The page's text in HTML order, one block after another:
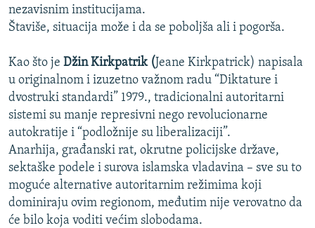
nezavisnim institucijama.
Štaviše, situacija može i da se poboljša ali i pogorša.
Kao što je Džin Kirkpatrik ( Jeane Kirkpatrick) napisala
u originalnom i izuzetno važnom radu “Diktature i
dvostruki standardi” 1979., tradicionalni autoritarni
sistemi su manje represivni nego revolucionarne
autokratije i “podložnije su liberalizaciji”.
Anarhija, građanski rat, okrutne policijske države,
sektaške podele i surova islamska vladavina – sve su to
moguće alternative autoritarnim režimima koji
dominiraju ovim regionom, međutim nije verovatno da
će bilo koja voditi većim slobodama.